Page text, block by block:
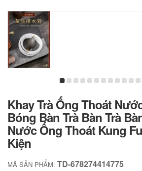
Khay Trà Ống Thoát
Bóng Bàn Trà Bàn Trà
Nước Ống Thoát Kung
Kiện
MÃ SẢN PHẨM: TD-678274414775